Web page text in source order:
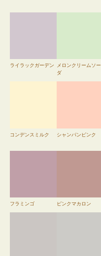
ライラックガーデン
メロンクリームソー
ダ
コンデンスミルク シャンパンピンク
フラミンゴ ピンクマカロン